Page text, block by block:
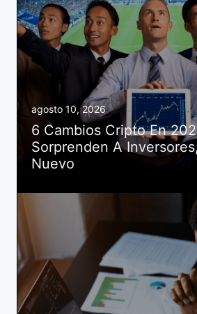
agosto 10, 2026
6 Cambios Cripto En
Sorprenden A
Nuevo